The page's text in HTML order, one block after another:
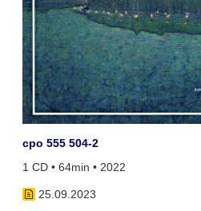
cpo 555 504-2
1 CD • 64min • 2022
25.09.2023